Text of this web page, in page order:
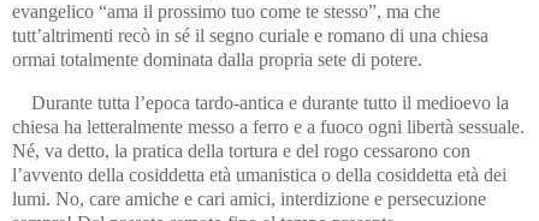
evangelico “ama il prossimo tuo come te stesso”, ma che
tutt’altrimenti recò in sé il segno curiale e romano di una chiesa
ormai totalmente dominata dalla propria sete di potere.
Durante tutta l’epoca tardo-antica e durante tutto il medioevo la
chiesa ha letteralmente messo a ferro e a fuoco ogni libertà sessuale.
Né, va detto, la pratica della tortura e del rogo cessarono con
l’avvento della cosiddetta età umanistica o della cosiddetta età dei
lumi. No, care amiche e cari amici, interdizione e persecuzione